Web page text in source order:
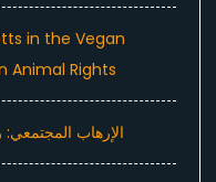
in the Vegan
Animal Rights
الإرهاب المجتمعي: